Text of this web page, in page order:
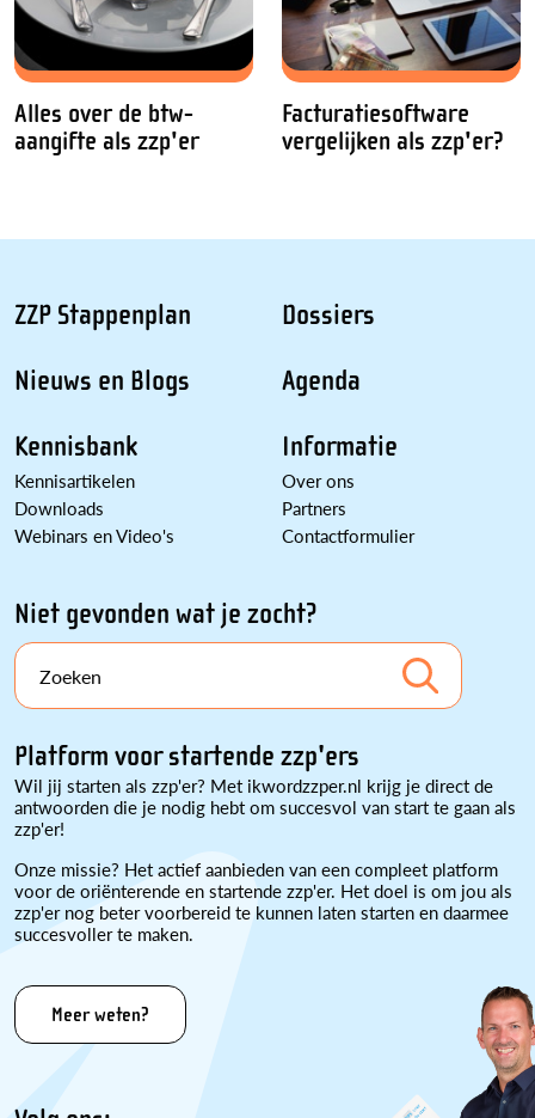
Alles over de btw-
aangifte als zzp'er
Facturatiesoftware
vergelijken als zzp'er?
ZZP Stappenplan
Nieuws en Blogs
Kennisbank
Kennisartikelen
Downloads
Webinars en Video's
Dossiers
Agenda
Informatie
Over ons
Partners
Contactformulier
Niet gevonden wat je zocht?
Zoeken
Platform voor startende zzp'ers
Wil jij starten als zzp'er? Met ikwordzzper.nl krijg je direct de
antwoorden die je nodig hebt om succesvol van start te gaan als
zzp'er!
Onze missie? Het actief aanbieden van een compleet platform
voor de oriënterende en startende zzp'er. Het doel is om jou als
zzp'er nog beter voorbereid te kunnen laten starten en daarmee
succesvoller te maken.
Meer weten?